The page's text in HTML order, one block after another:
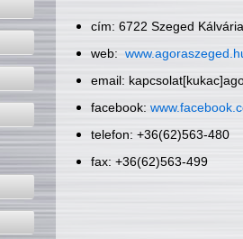
cím: 6722 Szeged
web:
email:
facebook:
telefon: +36(62)563-480
fax: +36(62)563-499